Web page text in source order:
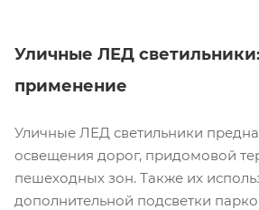
Уличные ЛЕД
применение
Уличные ЛЕД светильники
освещения дорог, придомовой
пешеходных зон. Также их
дополнительной подсветки